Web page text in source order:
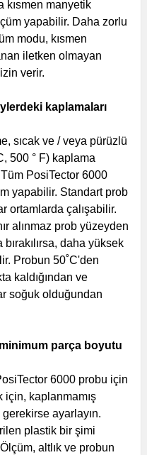
kısmen manyetik
yapabilir. Daha zorlu
modu, kısmen
iletken olmayan
verir.
kaplamaları
sıcak ve / veya pürüzlü
500 ° F) kaplama
Tüm PosiTector 6000
yapabilir. Standart prob
ortamlarda çalışabilir.
alınmaz prob yüzeyden
bırakılırsa, daha yüksek
Probun 50˚C'den
kaldığından ve
soğuk olduğundan
parça boyutu
6000 probu için
kaplanmamış
gerekirse ayarlayın.
plastik bir şimi
altlık ve probun